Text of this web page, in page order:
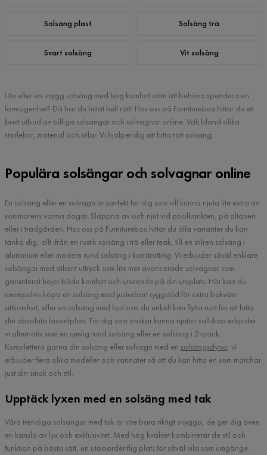
Solsäng plast Solsäng trä
Svart solsäng Vit solsäng
Ute efter en snygg solsäng med hög komfort utan att behöva spendera en
förmögenhet? Då har du hittat helt rätt! Hos oss på Furniturebox hittar du ett
brett utbud av billiga solsängar och solvagnar online. Välj bland olika
storlekar, material och stilar. Vi hjälper dig att hitta rätt solsäng.
Populära solsängar och solvagnar online
En solsäng eller en solvagn är perfekt för dig som vill kunna njuta lite extra av
sommarens varma dagar. Slappna av och njut vid poolkankten, på altanen
eller i trädgården. Hos oss på Furniturebox hittar du alla varianter du kan
tänka dig, allt ifrån en rustik solsäng i trä eller teak, till en stilren solsäng i
aluminium eller modern rund solsäng i konstrotting. Vi erbjuder såväl enklare
solsängar med stilrent uttryck som lite mer avancerade solvagnar som
garanterat höjer både komfort och utseende på din uteplats. Här kan du
exempelvis köpa en solsäng med justerbart ryggstöd för extra bekväm
sittkomfort, eller en solsäng med hjul som du enkelt kan flytta runt för att hitta
din absoluta favoritplats. För dig som önskar kunna njuta i sällskap erbjuder
vi alternativ som en rymlig rund solsäng eller en solsäng i 2-pack.
Komplettera gärna din solsäng eller solvagn med en solsängsdyna, vi
erbjuder flera olika modeller och varinater så att du kan hitta en som matchar
just din smak och stil.
Upptäck lyxen med en solsäng med tak
Våra trendiga solsängar med tak är inte bara riktigt snygga, de ger dig även
en känsla av lyx och exklusivitet. Med hög kvalitet kombinerar de stil och
funktion på bästa sätt, en utomordentlig plats för såväl vila som umgänge.